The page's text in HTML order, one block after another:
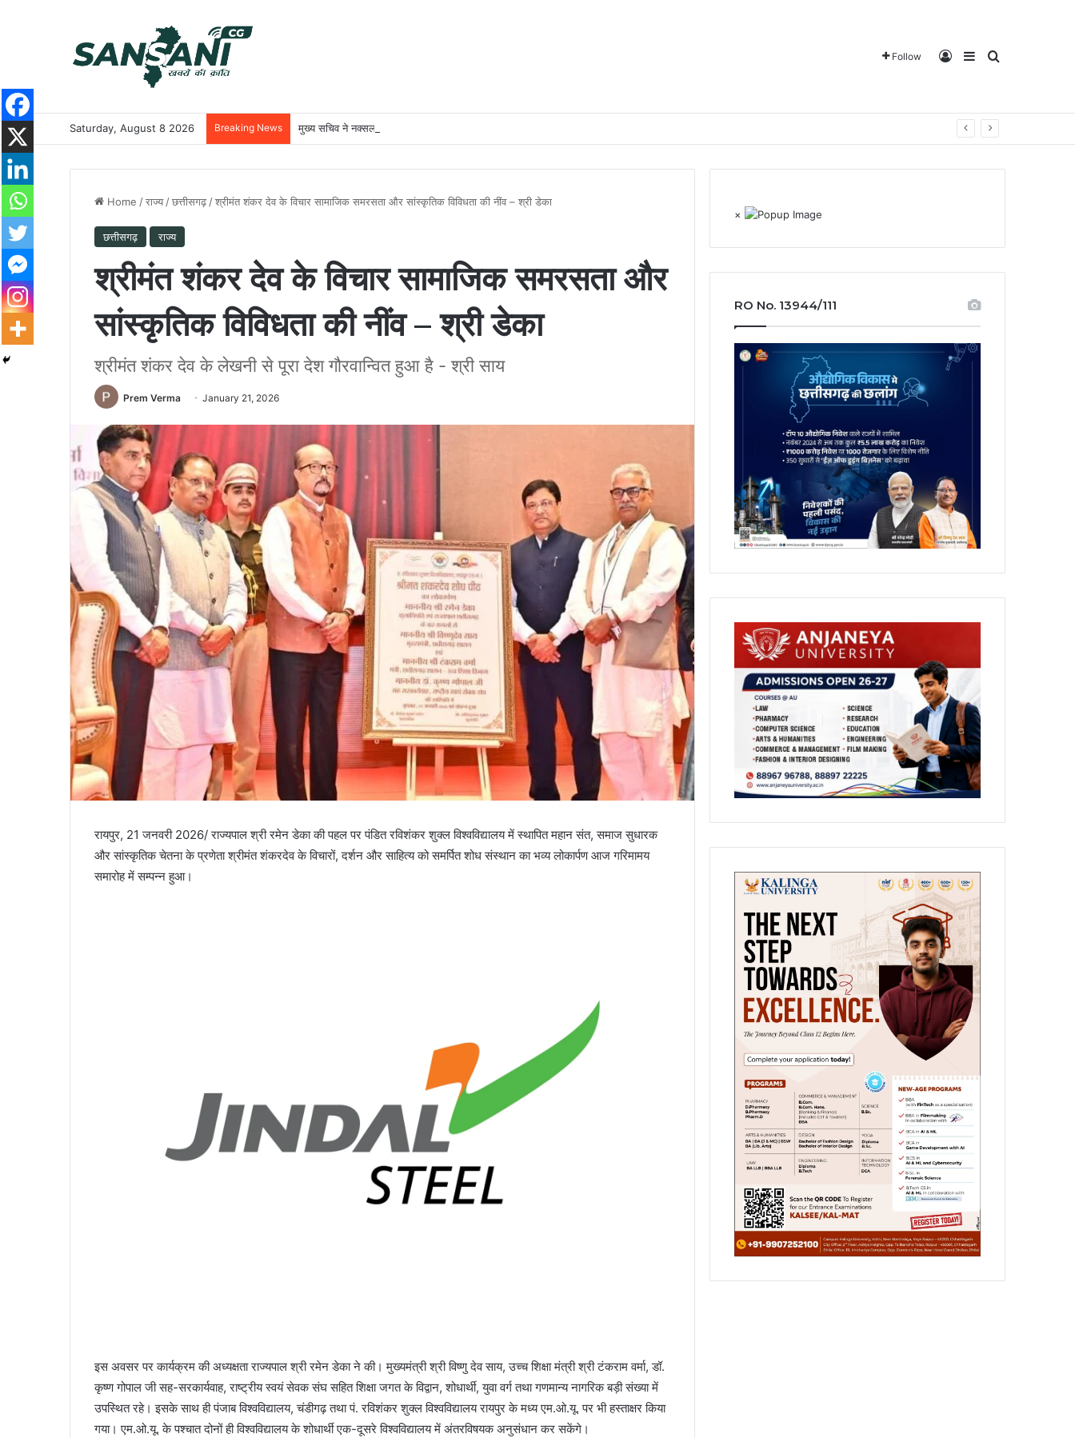
Follow Log InSidebarSearch for
Saturday, August 8 2026 Breaking News मुख्य सचिव ने नक्सल मुक्त क्षेत्रों में अधोसंरचना विकास और बुनियादी सुविधाओं को प्राथमिकता देने के दिए निर्देश
Home /राज्य /छत्तीसगढ़ /श्रीमंत शंकर देव के विचार सामाजिक समरसता और सांस्कृतिक विविधता की नींव – श्री डेका
छत्तीसगढ़ राज्य
श्रीमंत शंकर देव के विचार सामाजिक समरसता और
सांस्कृतिक विविधता की नींव – श्री डेका
श्रीमंत शंकर देव के लेखनी से पूरा देश गौरवान्वित हुआ है - श्री साय
Prem Verma January 21, 2026
रायपुर, 21 जनवरी 2026/ राज्यपाल श्री रमेन डेका की पहल पर पंडित रविशंकर शुक्ल विश्वविद्यालय में स्थापित महान संत, समाज सुधारक
और सांस्कृतिक चेतना के प्रणेता श्रीमंत शंकरदेव के विचारों, दर्शन और साहित्य को समर्पित शोध संस्थान का भव्य लोकार्पण आज गरिमामय
समारोह में सम्पन्न हुआ।
इस अवसर पर कार्यक्रम की अध्यक्षता राज्यपाल श्री रमेन डेका ने की। मुख्यमंत्री श्री विष्णु देव साय, उच्च शिक्षा मंत्री श्री टंकराम वर्मा, डॉ.
कृष्ण गोपाल जी सह-सरकार्यवाह, राष्ट्रीय स्वयं सेवक संघ सहित शिक्षा जगत के विद्वान, शोधार्थी, युवा वर्ग तथा गणमान्य नागरिक बड़ी संख्या में
उपस्थित रहे। इसके साथ ही पंजाब विश्वविद्यालय, चंडीगढ़ तथा पं. रविशंकर शुक्ल विश्वविद्यालय रायपुर के मध्य एम.ओ.यू. पर भी हस्ताक्षर किया
गया। एम.ओ.यू. के पश्चात दोनों ही विश्वविद्यालय के शोधार्थी एक-दूसरे विश्वविद्यालय में अंतरविषयक अनुसंधान कर सकेंगे।
×
RO No. 13944/111